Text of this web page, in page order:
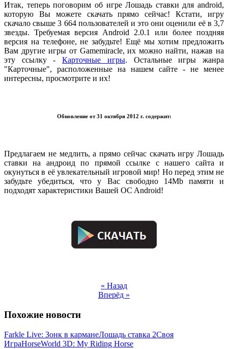
Итак, теперь поговорим об игре Лошадь ставки для android,
которую Вы можете скачать прямо сейчас! Кстати, игру
скачало свыше 3 664 пользователей и это они оценили её в 3,7
звезды. Требуемая версия Android 2.0.1 или более поздняя
версия на телефоне, не забудьте! Ещё мы хотим предложить
Вам другие игры от Gamemiracle, их можно найти, нажав на
эту ссылку -Карточные игры. Остальные игры жанра
"Карточные", расположенные на нашем сайте - не менее
интересны, просмотрите и их!
Обновление от 31 октября 2012 г. содержит:
Предлагаем не медлить, а прямо сейчас скачать игру Лошадь
ставки на андроид по прямой ссылке с нашего сайта и
окунуться в её увлекательный игровой мир! Но перед этим не
забудьте убедиться, что у Вас свободно 14Mb памяти и
подходят характеристики Вашей OC Android!
« Назад
Вперёд »
Похожие новости
Farkle Live: Зонк в карманеЛошадь ставка 2Своя
ИграHorseWorld 3D: My Riding Horse